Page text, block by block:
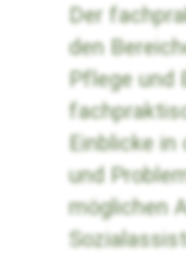
Der
den
Pflege und
Einblicke in
und
möglichen